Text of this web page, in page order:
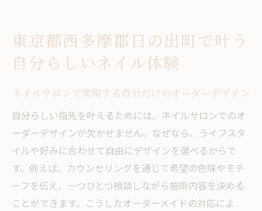
落ち着いた雰囲気のネイルサロンで寛ぐコ
ツ
ネイルサロン選びで空間づくりをチェック
ネイルアート初心者が安心して通うためのコツ
ネイルサロン初心者向けのカウンセリング
活用法
初めてでも緊張しないネイルサロンの選び
方
事前相談で安心できるネイルサロンの特徴
予算や希望を伝えるネイルサロンでのポイ
東京都西多摩郡日の出町で叶う
自分らしいネイル体験
ネイルサロンで実現する自分だけのオーダーデザイン
自分らしい指先を叶えるためには、ネイルサロンでのオ
ーダーデザインが欠かせません。なぜなら、ライフスタ
イルや好みに合わせて自由にデザインを選べるからで
す。例えば、カウンセリングを通じて希望の色味やモチ
ーフを伝え、一つひとつ相談しながら施術内容を決める
ことができます。こうしたオーダーメイドの対応によ